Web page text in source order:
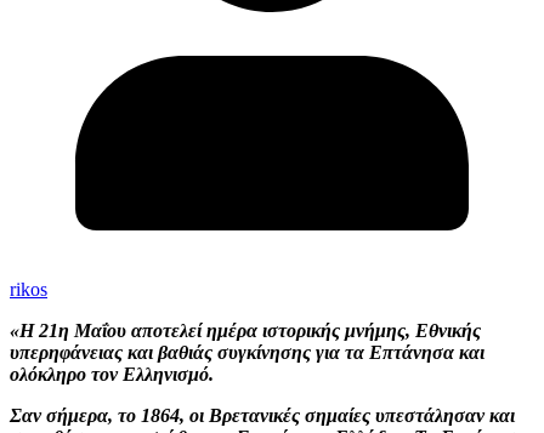
rikos
«Η 21η Μαΐου αποτελεί ημέρα ιστορικής μνήμης, Εθνικής
υπερηφάνειας και βαθιάς συγκίνησης για τα Επτάνησα και
ολόκληρο τον Ελληνισμό.
Σαν σήμερα, το 1864, οι Βρετανικές σημαίες υπεστάλησαν και